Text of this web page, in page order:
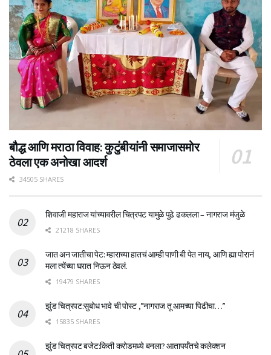
बौद्ध आणि मराठा विवाह: कुटुंबीयांनी समाजासमोर
ठेवला एक अनोखा आदर्श
34505 SHARES
शिवाजी महाराज यांच्यावरील चित्रपट यामुळे पुढे ढकलला – नागराज मंजुळे
21218 SHARES
जात अन जातीचा पेट: म्हाराच्या हातचं आम्ही पाणी बी पेत नाय, आणि ह्या पोरानं
मला त्येंच्या घरात निऊन ठेवलं.
19479 SHARES
झुंड चित्रपट:सुबोध भावे ची पोस्ट ,”नागराज तू आमच्या पिढीचा…”
15835 SHARES
झुंड चित्रपट बजेट:किती करोडमध्ये बनला? आतापर्यँतचे कलेक्शन